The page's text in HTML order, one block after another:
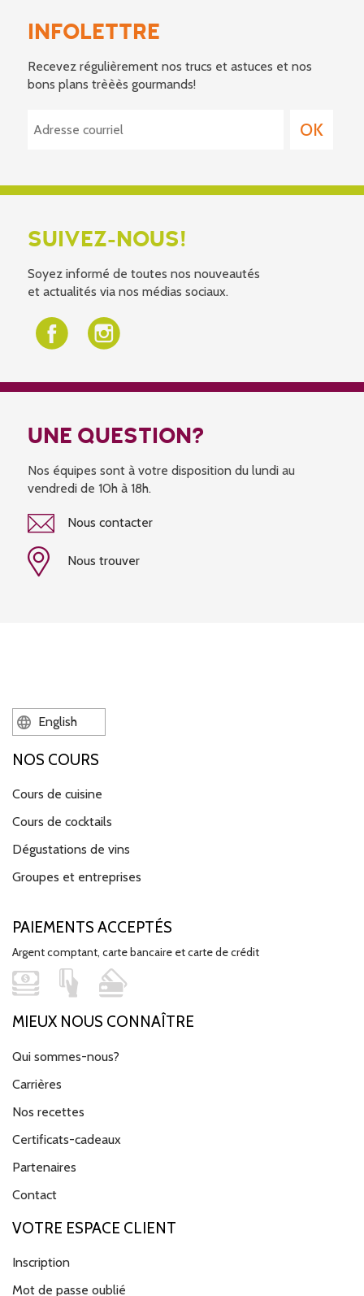
INFOLETTRE
Recevez régulièrement nos trucs et astuces et nos
bons plans trèèès gourmands!
SUIVEZ-NOUS!
Soyez informé de toutes nos nouveautés
et actualités via nos médias sociaux.
UNE QUESTION?
Nos équipes sont à votre disposition du lundi au
vendredi de 10h à 18h.
Nous contacter
Nous trouver
English
NOS COURS
Cours de cuisine
Cours de cocktails
Dégustations de vins
Groupes et entreprises
PAIEMENTS ACCEPTÉS
Argent comptant, carte bancaire et carte de crédit
MIEUX NOUS CONNAÎTRE
Qui sommes-nous?
Carrières
Nos recettes
Certificats-cadeaux
Partenaires
Contact
VOTRE ESPACE CLIENT
Inscription
Mot de passe oublié